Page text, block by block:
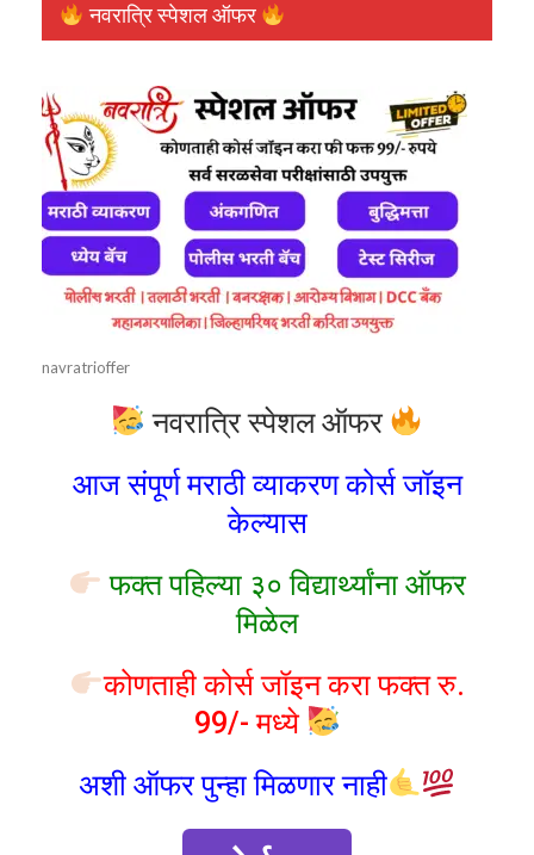
नवरात्रि स्पेशल ऑफर
navratrioffer
नवरात्रि स्पेशल ऑफर
आज संपूर्ण मराठी व्याकरण कोर्स जॉइन
केल्यास
फक्त पहिल्या ३० विद्यार्थ्यांना ऑफर
मिळेल
कोणताही कोर्स जॉइन करा फक्त रु.
99/- मध्ये
अशी ऑफर पुन्हा मिळणार नाही